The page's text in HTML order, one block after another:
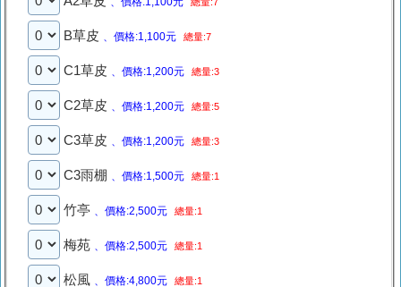
B草皮 、價格:1,100元 總量:7
C1草皮 、價格:1,200元 總量:3
C2草皮 、價格:1,200元 總量:5
C3草皮 、價格:1,200元 總量:3
C3雨棚 、價格:1,500元 總量:1
竹亭 、價格:2,500元 總量:1
梅苑 、價格:2,500元 總量:1
松風 、價格:4,800元 總量:1